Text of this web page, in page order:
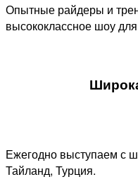
Опытные райдеры и
высококлассное шоу
Ежегодно выступаем с
Тайланд, Турция.